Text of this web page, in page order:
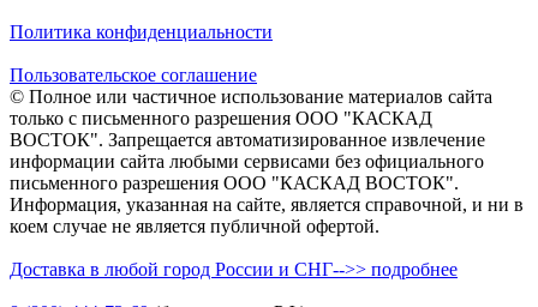
Политика конфиденциальности
Пользовательское соглашение
© Полное или частичное использование материалов сайта
только с письменного разрешения ООО "КАСКАД
ВОСТОК". Запрещается автоматизированное извлечение
информации сайта любыми сервисами без официального
письменного разрешения ООО "КАСКАД ВОСТОК".
Информация, указанная на сайте, является справочной, и ни в
коем случае не является публичной офертой.
Доставка в любой город России и СНГ-->> подробнее